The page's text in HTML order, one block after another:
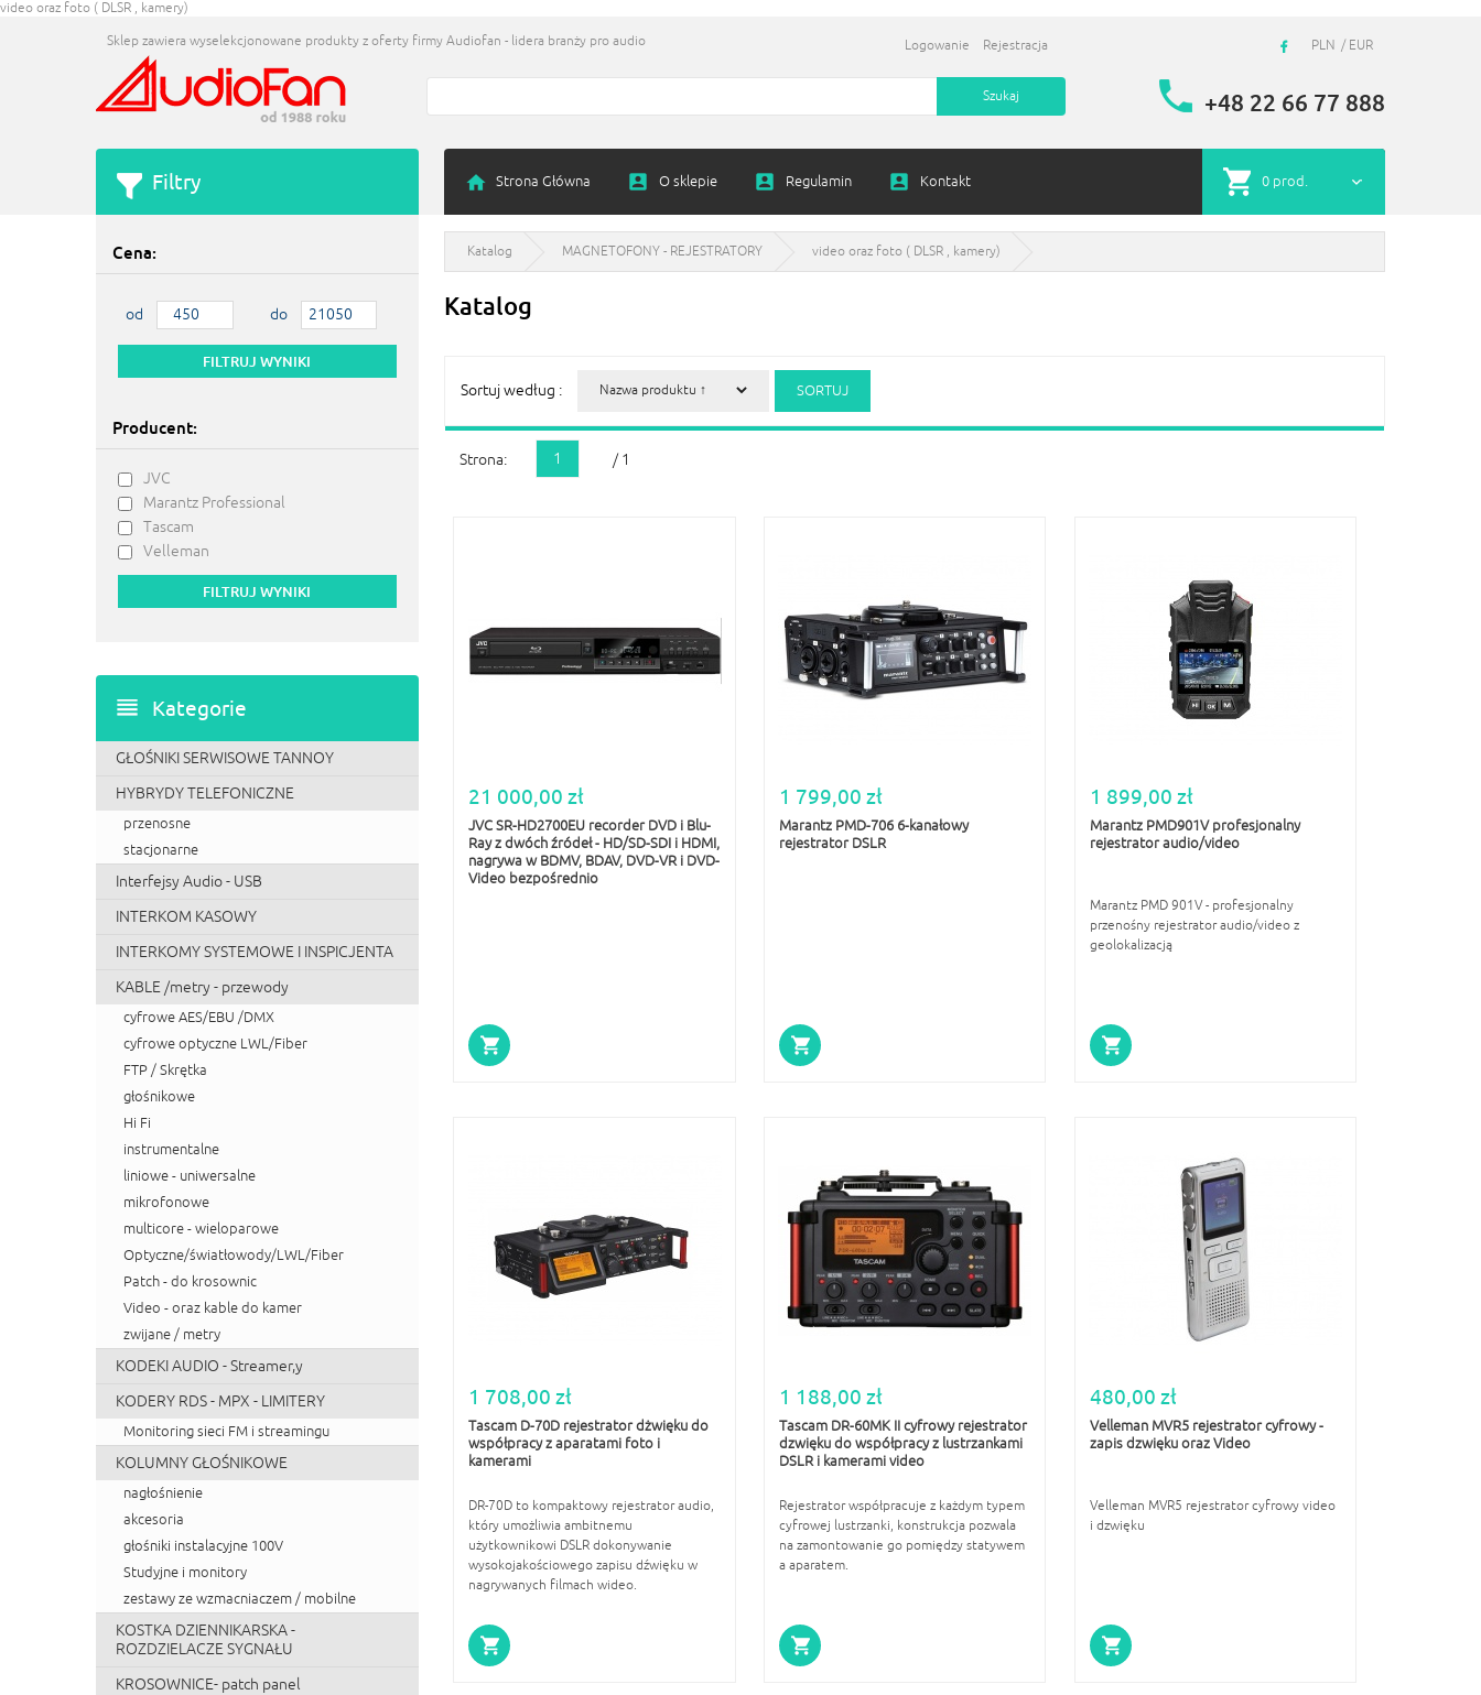
video oraz foto ( DLSR , kamery)
Strona Główna O sklepie Regulamin Kontakt 0 prod.
Logowanie Rejestracja
Sklep zawiera wyselekcjonowane produkty z oferty firmy Audiofan - lidera branży pro audio
+48 22 66 77 888
PLN EUR
Filtry
Cena:
od do
Producent:
JVC
Marantz Professional
Tascam
Velleman
Kategorie
GŁOŚNIKI SERWISOWE TANNOY
HYBRYDY TELEFONICZNE
przenosne
stacjonarne
Interfejsy Audio - USB
INTERKOM KASOWY
INTERKOMY SYSTEMOWE I INSPICJENTA
KABLE /metry - przewody
cyfrowe AES/EBU /DMX
cyfrowe optyczne LWL/Fiber
FTP / Skrętka
głośnikowe
Hi Fi
instrumentalne
liniowe - uniwersalne
mikrofonowe
multicore - wieloparowe
Optyczne/światłowody/LWL/Fiber
Patch - do krosownic
Video - oraz kable do kamer
zwijane / metry
KODEKI AUDIO - Streamer,y
KODERY RDS - MPX - LIMITERY
Monitoring sieci FM i streamingu
KOLUMNY GŁOŚNIKOWE
nagłośnienie
akcesoria
głośniki instalacyjne 100V
Studyjne i monitory
zestawy ze wzmacniaczem / mobilne
KOSTKA DZIENNIKARSKA -
ROZDZIELACZE SYGNAŁU
KROSOWNICE- patch panel
Katalog MAGNETOFONY - REJESTRATORY video oraz foto ( DLSR , kamery)
Katalog
Sortuj według :
Strona: 1 / 1
21 000,00 zł
JVC SR-HD2700EU recorder DVD i Blu-
Ray z dwóch źródeł - HD/SD-SDI i HDMI,
nagrywa w BDMV, BDAV, DVD-VR i DVD-
Video bezpośrednio
1 799,00 zł
Marantz PMD-706 6-kanałowy
rejestrator DSLR
1 899,00 zł
Marantz PMD901V profesjonalny
rejestrator audio/video
Marantz PMD 901V - profesjonalny
przenośny rejestrator audio/video z
geolokalizacją
1 708,00 zł
Tascam D-70D rejestrator dżwięku do
współpracy z aparatami foto i
kamerami
DR-70D to kompaktowy rejestrator audio,
który umożliwia ambitnemu
użytkownikowi DSLR dokonywanie
wysokojakościowego zapisu dźwięku w
nagrywanych filmach wideo.
1 188,00 zł
Tascam DR-60MK II cyfrowy rejestrator
dzwięku do współpracy z lustrzankami
DSLR i kamerami video
Rejestrator współpracuje z każdym typem
cyfrowej lustrzanki, konstrukcja pozwala
na zamontowanie go pomiędzy statywem
a aparatem.
480,00 zł
Velleman MVR5 rejestrator cyfrowy -
zapis dzwięku oraz Video
Velleman MVR5 rejestrator cyfrowy video
i dzwięku